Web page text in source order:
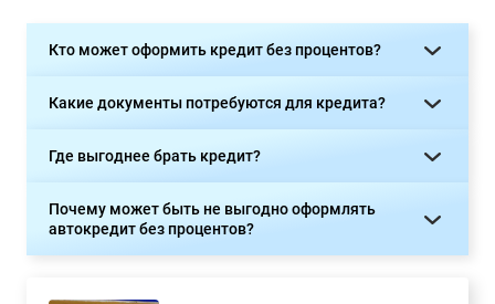
Кто может оформить кредит без процентов?
Какие документы потребуются для кредита?
Где выгоднее брать кредит?
Почему может быть не выгодно оформлять
автокредит без процентов?